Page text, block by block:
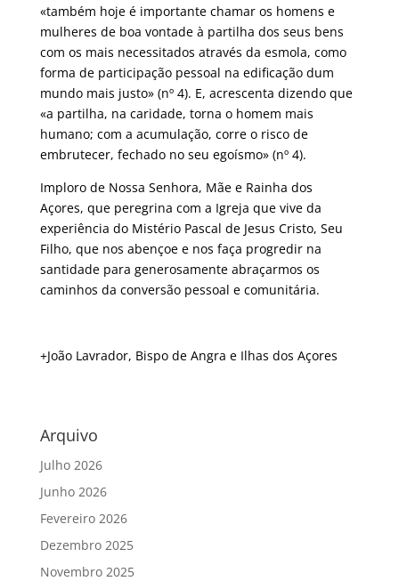
«também hoje é importante chamar os homens e
mulheres de boa vontade à partilha dos seus bens
com os mais necessitados através da esmola, como
forma de participação pessoal na edificação dum
mundo mais justo» (nº 4). E, acrescenta dizendo que
«a partilha, na caridade, torna o homem mais
humano; com a acumulação, corre o risco de
embrutecer, fechado no seu egoísmo» (nº 4).
Imploro de Nossa Senhora, Mãe e Rainha dos
Açores, que peregrina com a Igreja que vive da
experiência do Mistério Pascal de Jesus Cristo, Seu
Filho, que nos abençoe e nos faça progredir na
santidade para generosamente abraçarmos os
caminhos da conversão pessoal e comunitária.
+João Lavrador, Bispo de Angra e Ilhas dos Açores
Arquivo
Julho 2026
Junho 2026
Fevereiro 2026
Dezembro 2025
Novembro 2025